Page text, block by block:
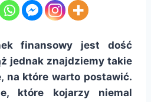
finansowy jest dość
jednak znajdziemy takie
na które warto postawić.
które kojarzy niemal